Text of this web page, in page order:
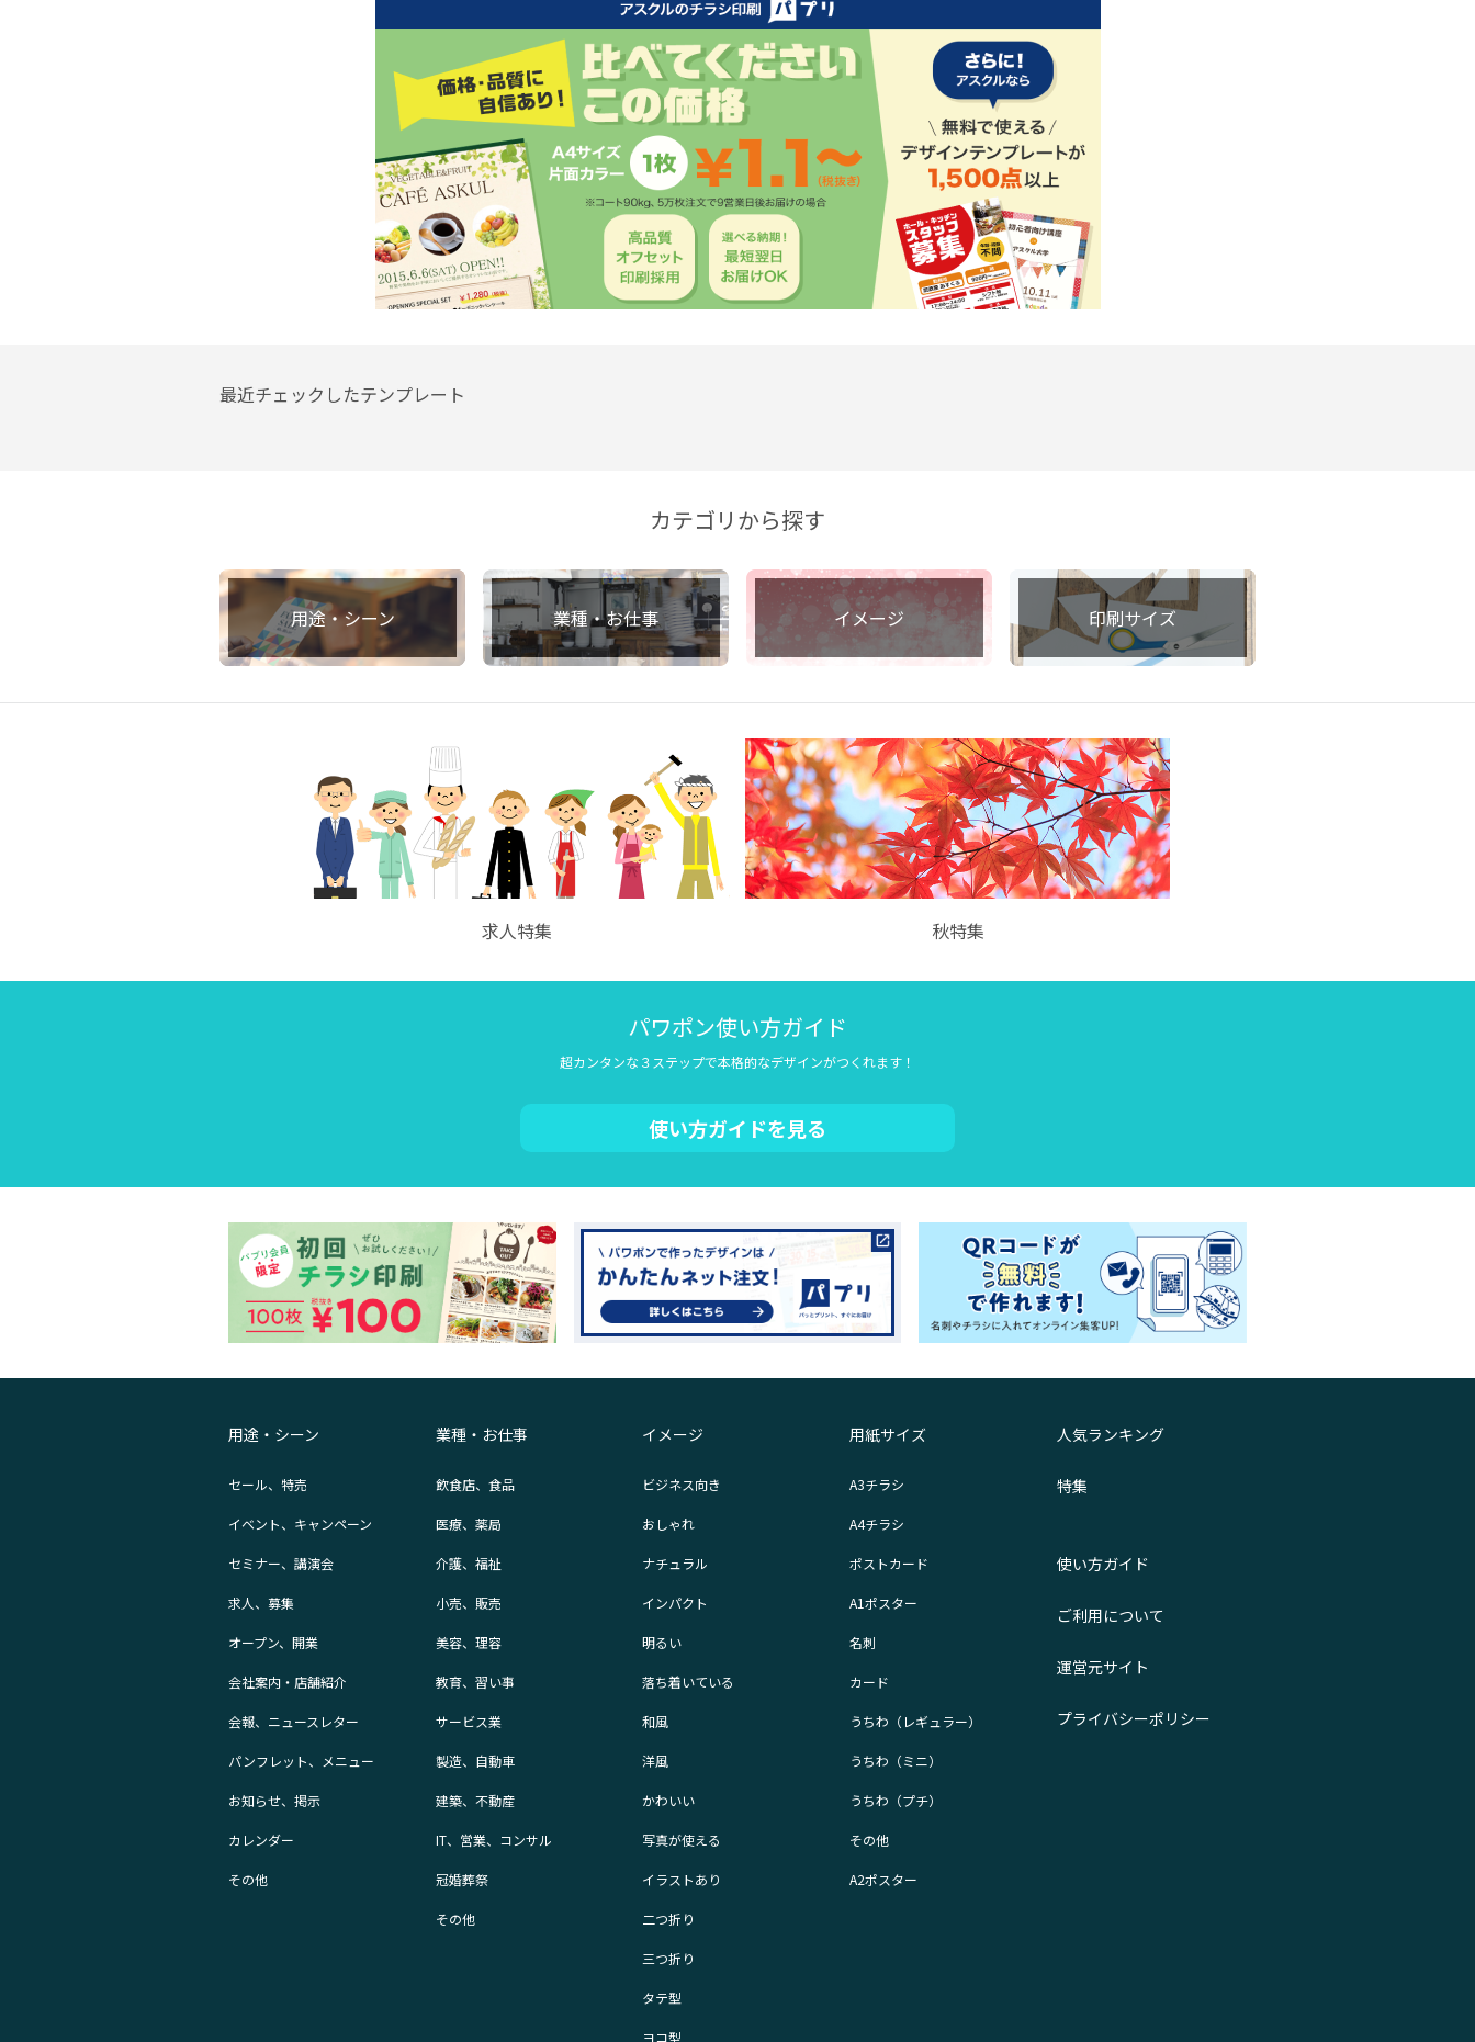
最近チェックしたテンプレート
カテゴリから探す
用途・シーン 業種・お仕事 イメージ 印刷サイズ
求人特集 秋特集
パワポン使い方ガイド
超カンタンな３ステップで本格的なデザインがつくれます！
使い方ガイドを見る
用途・シーン
セール、特売
イベント、キャンペーン
セミナー、講演会
求人、募集
オープン、開業
会社案内・店舗紹介
会報、ニュースレター
パンフレット、メニュー
お知らせ、掲示
カレンダー
その他
業種・お仕事
飲食店、食品
医療、薬局
介護、福祉
小売、販売
美容、理容
教育、習い事
サービス業
製造、自動車
建築、不動産
IT、営業、コンサル
冠婚葬祭
その他
イメージ
ビジネス向き
おしゃれ
ナチュラル
インパクト
明るい
落ち着いている
和風
洋風
かわいい
写真が使える
イラストあり
二つ折り
三つ折り
タテ型
ヨコ型
用紙サイズ
A3チラシ
A4チラシ
ポストカード
A1ポスター
名刺
カード
うちわ（レギュラー）
うちわ（ミニ）
うちわ（プチ）
その他
A2ポスター
人気ランキング
特集
使い方ガイド
ご利用について
運営元サイト
プライバシーポリシー